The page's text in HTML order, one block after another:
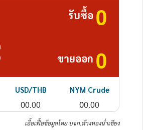
รับซื้อ 0
ขายออก 0
USD/THB
00.00
NYM Crude
00.00
เอื้อเฟื้อข้อมูลโดย บจก.ห้างทองน่ำเชียง